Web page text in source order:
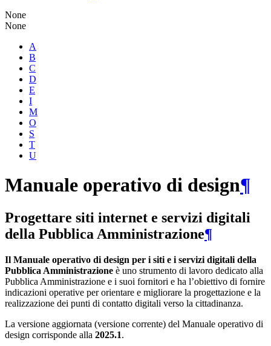
None
None
A
B
C
D
E
I
M
O
S
T
U
Manuale operativo di design¶
Progettare siti internet e servizi digitali
della Pubblica Amministrazione¶
Il Manuale operativo di design per i siti e i servizi digitali della
Pubblica Amministrazione è uno strumento di lavoro dedicato alla
Pubblica Amministrazione e i suoi fornitori e ha l’obiettivo di fornire
indicazioni operative per orientare e migliorare la progettazione e la
realizzazione dei punti di contatto digitali verso la cittadinanza.
La versione aggiornata (versione corrente) del Manuale operativo di
design corrisponde alla 2025.1.